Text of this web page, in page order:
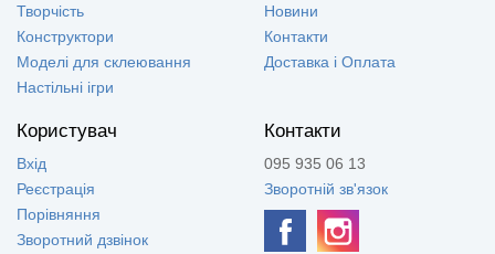
Творчість
Конструктори
Моделі для склеювання
Настільні ігри
Новини
Контакти
Доставка і Оплата
Користувач
Вхід
Реєстрація
Порівняння
Зворотний дзвінок
Контакти
095 935 06 13
Зворотній зв'язок